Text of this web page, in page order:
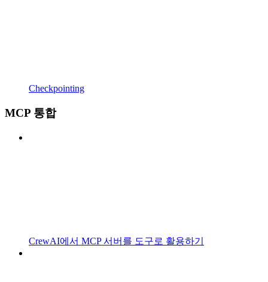
Checkpointing
MCP 통합
CrewAI에서 MCP 서버를 도구로 활용하기